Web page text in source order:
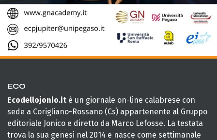
ECO
Ecodellojonio.it è un giornale on-line calabrese con
sede a Corigliano-Rossano (Cs) appartenente al Gruppo
editoriale Jonico e diretto da Marco Lefosse. La testata
trova la sua genesi nel 2014 e nasce come settimanale